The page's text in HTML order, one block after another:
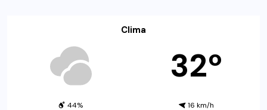
Clima
32º
44% 16 km/h